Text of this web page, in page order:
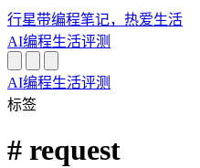
行星带编程笔记，热爱生活
AI编程生活评测
AI编程生活评测
标签
# request